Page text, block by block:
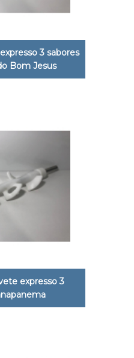
3 sabores
Bom Jesus
expresso 3